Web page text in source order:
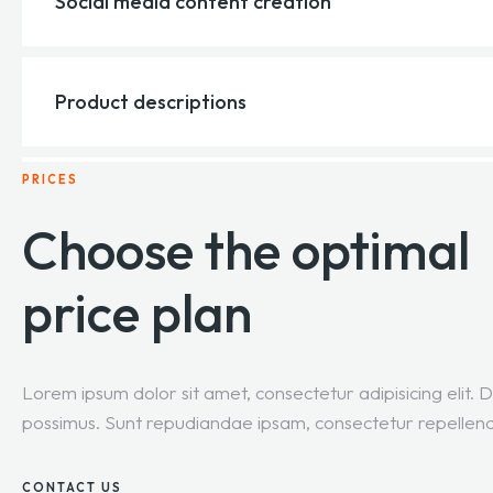
Lorem ipsum dolor sit amet, consectetur adipisicing
Product descriptions
PRICES
Choose the optimal
price plan
Lorem ipsum dolor sit amet, consectetur adipisicing
possimus. Sunt repudiandae ipsam, consectetur
CONTACT US